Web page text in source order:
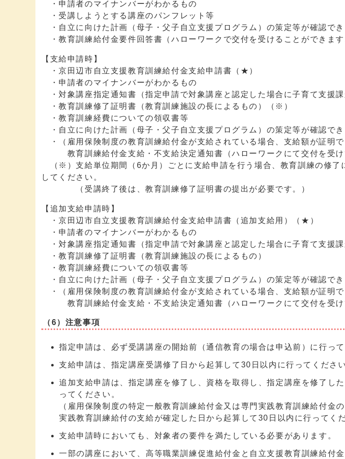
・申請者のマイナンバーがわかるもの
・受講しようとする講座のパンフレット等
・自立に向けた計画（母子・父子自立支援プログラム）の策定等が確認で
・教育訓練給付金要件回答書（ハローワークで交付を受けることができます
【支給申請時】
・京田辺市自立支援教育訓練給付金支給申請書（★）
・申請者のマイナンバーがわかるもの
・対象講座指定通知書（指定申請で対象講座と認定した場合に子育て支援課
・教育訓練修了証明書（教育訓練施設の長によるもの）（※）
・教育訓練経費についての領収書等
・自立に向けた計画（母子・父子自立支援プログラム）の策定等が確認で
・（雇用保険制度の教育訓練給付金が支給されている場合、支給額が証明で
教育訓練給付金支給・不支給決定通知書（ハローワークにて交付を受け
（※）支給単位期間（6か月）ごとに支給申請を行う場合、教育訓練の修了
してください。
（受講終了後は、教育訓練修了証明書の提出が必要です。）
【追加支給申請時】
・京田辺市自立支援教育訓練給付金支給申請書（追加支給用）（★）
・申請者のマイナンバーがわかるもの
・対象講座指定通知書（指定申請で対象講座と認定した場合に子育て支援課
・教育訓練修了証明書（教育訓練施設の長によるもの）
・教育訓練経費についての領収書等
・自立に向けた計画（母子・父子自立支援プログラム）の策定等が確認で
・（雇用保険制度の教育訓練給付金が支給されている場合、支給額が証明で
教育訓練給付金支給・不支給決定通知書（ハローワークにて交付を受け
（6）注意事項
指定申請は、必ず受講講座の開始前（通信教育の場合は申込前）に行って
支給申請は、指定講座受講修了日から起算して30日以内に行ってください
追加支給申請は、指定講座を修了し、資格を取得し、指定講座を修了し
ってください。
（雇用保険制度の特定一般教育訓練給付金又は専門実践教育訓練給付
実践教育訓練給付の支給が確定した日から起算して30日以内に行ってくだ
支給申請時においても、対象者の要件を満たしている必要があります。
一部の講座において、高等職業訓練促進給付金と自立支援教育訓練給付